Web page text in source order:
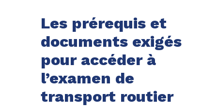
Les prérequis et
documents exigés
pour accéder à
l’examen de
transport routier